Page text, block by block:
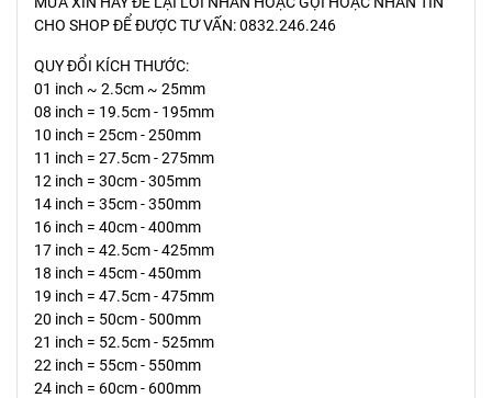
CHO SHOP ĐỂ ĐƯỢC TƯ VẤN: 0832.246.246
QUY ĐỔI KÍCH THƯỚC:
01 inch ~ 2.5cm ~ 25mm
08 inch = 19.5cm - 195mm
10 inch = 25cm - 250mm
11 inch = 27.5cm - 275mm
12 inch = 30cm - 305mm
14 inch = 35cm - 350mm
16 inch = 40cm - 400mm
17 inch = 42.5cm - 425mm
18 inch = 45cm - 450mm
19 inch = 47.5cm - 475mm
20 inch = 50cm - 500mm
21 inch = 52.5cm - 525mm
22 inch = 55cm - 550mm
24 inch = 60cm - 600mm